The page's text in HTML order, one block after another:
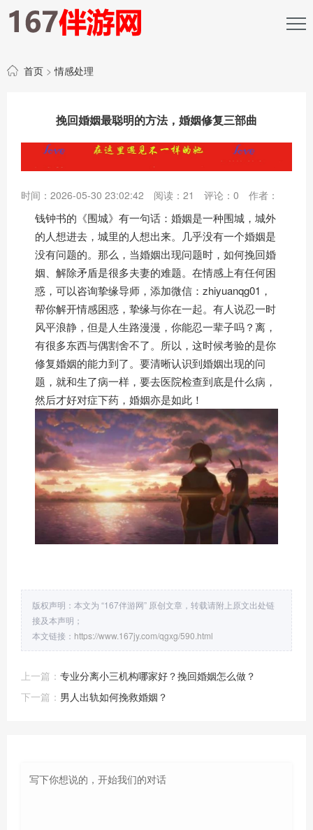
首页 >情感处理
挽回婚姻最聪明的方法，婚姻修复三部曲
时间：2026-05-30 23:02:42 阅读： 21 评论： 0 作者：
钱钟书的《围城》有一句话：婚姻是一种围城，城外
的人想进去，城里的人想出来。几乎没有一个婚姻是
没有问题的。那么，当婚姻出现问题时，如何挽回婚
姻、解除矛盾是很多夫妻的难题。在情感上有任何困
惑，可以咨询挚缘导师，添加微信：zhiyuanqg01，
帮你解开情感困惑，挚缘与你在一起。有人说忍一时
风平浪静，但是人生路漫漫，你能忍一辈子吗？离，
有很多东西与偶割舍不了。所以，这时候考验的是你
修复婚姻的能力到了。要清晰认识到婚姻出现的问
题，就和生了病一样，要去医院检查到底是什么病，
然后才好对症下药，婚姻亦是如此！
版权声明：本文为 “167伴游网” 原创文章，转载请附上原文出处链
接及本声明；
本文链接： https://www.167jy.com/qgxg/590.html
上一篇： 专业分离小三机构哪家好？挽回婚姻怎么做？
下一篇： 男人出轨如何挽救婚姻？